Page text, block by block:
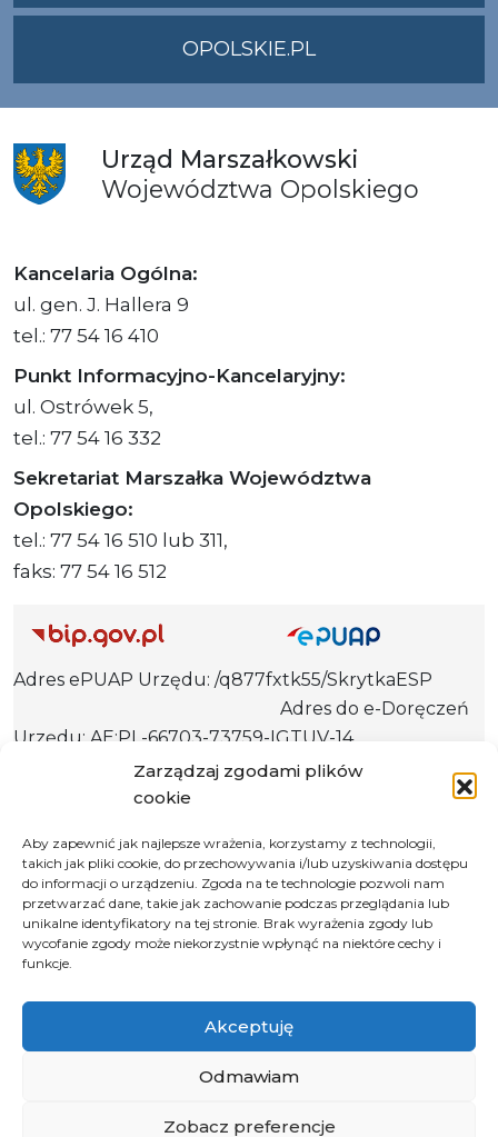
Zarządzaj zgodami plików
cookie
Aby zapewnić jak najlepsze wrażenia, korzystamy z technologii,
takich jak pliki cookie, do przechowywania i/lub uzyskiwania dostępu
do informacji o urządzeniu. Zgoda na te technologie pozwoli nam
przetwarzać dane, takie jak zachowanie podczas przeglądania lub
unikalne identyfikatory na tej stronie. Brak wyrażenia zgody lub
wycofanie zgody może niekorzystnie wpłynąć na niektóre cechy i
funkcje.
Akceptuję
Odmawiam
Zobacz preferencje
OPOLSKIE.PL
Urząd Marszałkowski
Województwa Opolskiego
Kancelaria Ogólna:
ul. gen. J. Hallera 9
tel.: 77 54 16 410
Punkt Informacyjno-Kancelaryjny:
ul. Ostrówek 5,
tel.: 77 54 16 332
Sekretariat Marszałka Województwa
Opolskiego:
tel.: 77 54 16 510 lub 311,
faks: 77 54 16 512
Adres ePUAP Urzędu: /q877fxtk55/SkrytkaESP
Adres do e-Doręczeń
Urzędu: AE:PL-66703-73759-IGTUV-14
Polityka prywatności
Klauzula informacyjna RODO
Deklaracja dostępności
Instrukcja obsługi BIP